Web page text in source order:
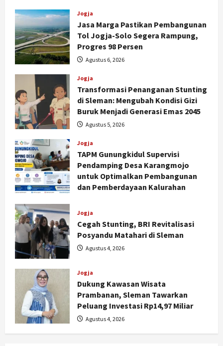
Jogja
Jasa Marga Pastikan Pembangunan
Tol Jogja-Solo Segera Rampung,
Progres 98 Persen
Agustus 6, 2026
Jogja
Transformasi Penanganan Stunting
di Sleman: Mengubah Kondisi Gizi
Buruk Menjadi Generasi Emas 2045
Agustus 5, 2026
Jogja
TAPM Gunungkidul Supervisi
Pendamping Desa Karangmojo
untuk Optimalkan Pembangunan
dan Pemberdayaan Kalurahan
Jogja
Cegah Stunting, BRI Revitalisasi
Posyandu Matahari di Sleman
Agustus 4, 2026
Jogja
Dukung Kawasan Wisata
Prambanan, Sleman Tawarkan
Peluang Investasi Rp14,97 Miliar
Agustus 4, 2026
2
Nasional
BRIN Kembangkan Sepatu Murah
Mulai Rp75 Ribu untuk Sekolah
Rakyat